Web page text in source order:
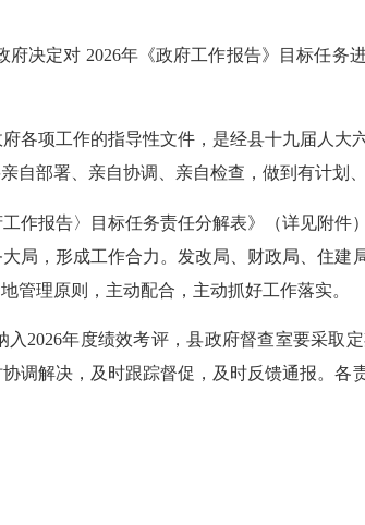
定对 2026年《政府工作报告》目标任务
项工作的指导性文件，是经县十九届人大
亲自部署 、亲自协调、亲自检查，做到有计划
报告〉目标任务责任分解表》（详见附件
局，形成工作合力。发改局、财政局、住建
管理原则，主动配合，主动抓好工作落实。
年度绩效考评，县政府督查室要采取
调解决，及时跟踪督促，及时反馈通报。各